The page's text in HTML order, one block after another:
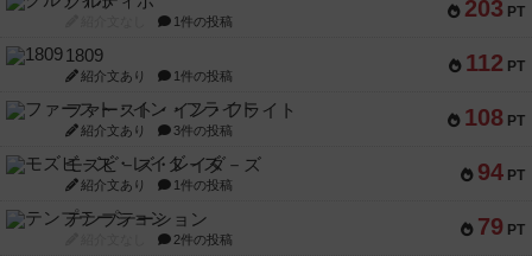
203 PT
1件の投稿
112 PT
1809
紹介文あり 1件の投稿
108 PT
ファースト・イン・フライト
紹介文あり 3件の投稿
94 PT
モズビ－ズ・レイダ－ズ
紹介文あり 1件の投稿
79 PT
テンプテーション
2件の投稿